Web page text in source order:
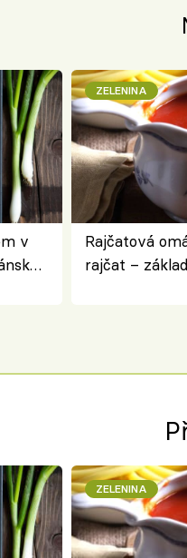
v
ZELENINA
Rajčatová
rajčat –
ZELENINA